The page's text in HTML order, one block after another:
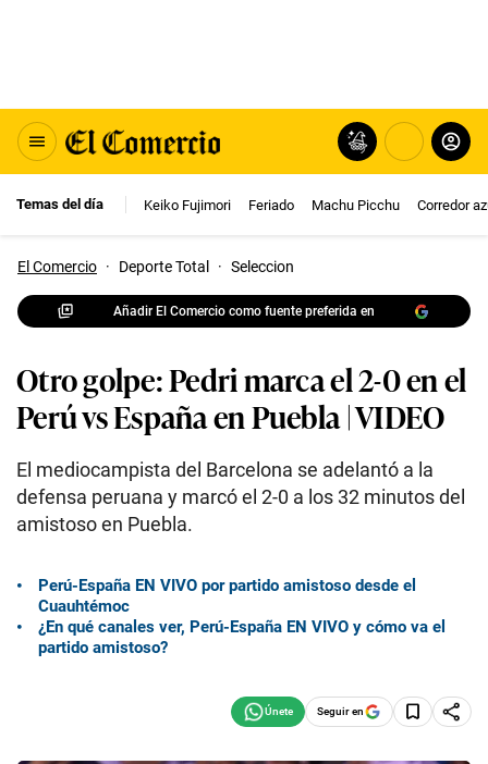
Temas del día Keiko Fujimori Feriado Machu Picchu Corredor
El Comercio · Deporte Total · Seleccion
Añadir El Comercio como fuente preferida en
Otro golpe: Pedri marca el 2-0 en el
Perú vs España en Puebla | VIDEO
El mediocampista del Barcelona se adelantó a la
defensa peruana y marcó el 2-0 a los 32 minutos del
amistoso en Puebla.
Perú-España EN VIVO por partido amistoso desde el
Cuauhtémoc
¿En qué canales ver, Perú-España EN VIVO y cómo va el
partido amistoso?
Seguir en